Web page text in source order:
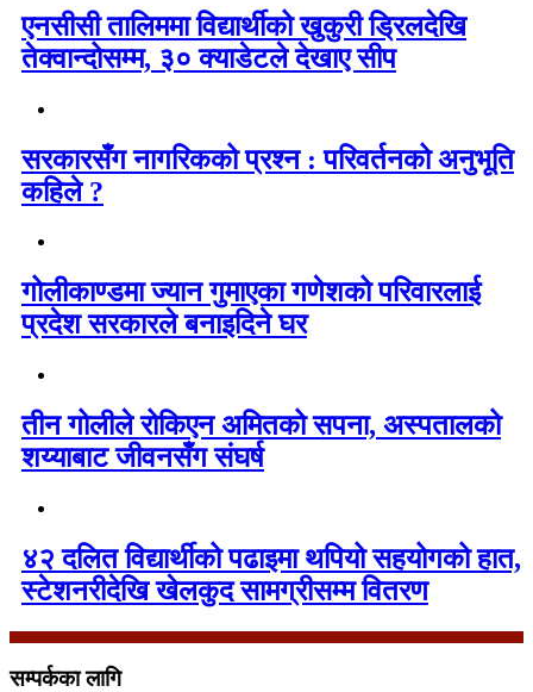
एनसीसी तालिममा विद्यार्थीको खुकुरी ड्रिलदेखि
तेक्वान्दोसम्म, ३० क्याडेटले देखाए सीप
सरकारसँग नागरिकको प्रश्न : परिवर्तनको अनुभूति
कहिले ?
गोलीकाण्डमा ज्यान गुमाएका गणेशको परिवारलाई
प्रदेश सरकारले बनाइदिने घर
तीन गोलीले रोकिएन अमितको सपना, अस्पतालको
शय्याबाट जीवनसँग संघर्ष
४२ दलित विद्यार्थीको पढाइमा थपियो सहयोगको हात,
स्टेशनरीदेखि खेलकुद सामग्रीसम्म वितरण
सम्पर्कका लागि